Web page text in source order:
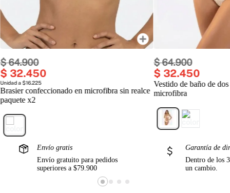
$64.900
$ 32.450
Unidad a $16.225
Brasier confeccionado en microfibra sin realce
paquete x2
$64.900
$ 32.450
Vestido de baño de
microfibra
Envío gratis
Envío gratuito para pedidos
superiores a $79.900
Garantía de
Dentro de los
un cambio.